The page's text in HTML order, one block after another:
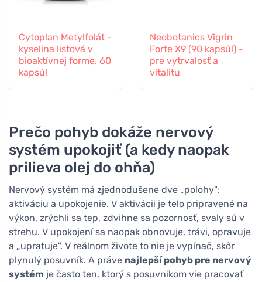
Cytoplan Metylfolát -
kyselina listová v
bioaktívnej forme, 60
kapsúl
Neobotanics Vigrin
Forte X9 (90 kapsúl) -
pre vytrvalosť a
vitalitu
Prečo pohyb dokáže nervový
systém upokojiť (a kedy naopak
prilieva olej do ohňa)
Nervový systém má zjednodušene dve „polohy":
aktiváciu a upokojenie. V aktivácii je telo pripravené na
výkon, zrýchli sa tep, zdvihne sa pozornosť, svaly sú v
strehu. V upokojení sa naopak obnovuje, trávi, opravuje
a „upratuje". V reálnom živote to nie je vypínač, skôr
plynulý posuvník. A práve najlepší pohyb pre nervový
systém je často ten, ktorý s posuvníkom vie pracovať